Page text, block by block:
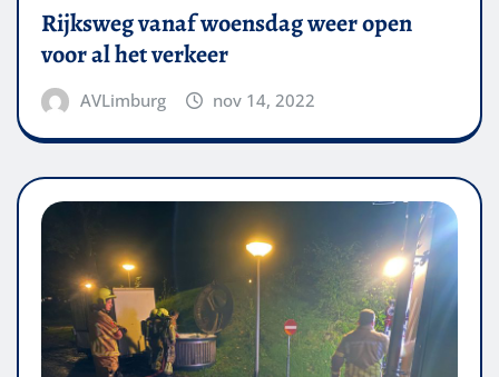
Rijksweg vanaf woensdag weer open
voor al het verkeer
AVLimburg nov 14, 2022